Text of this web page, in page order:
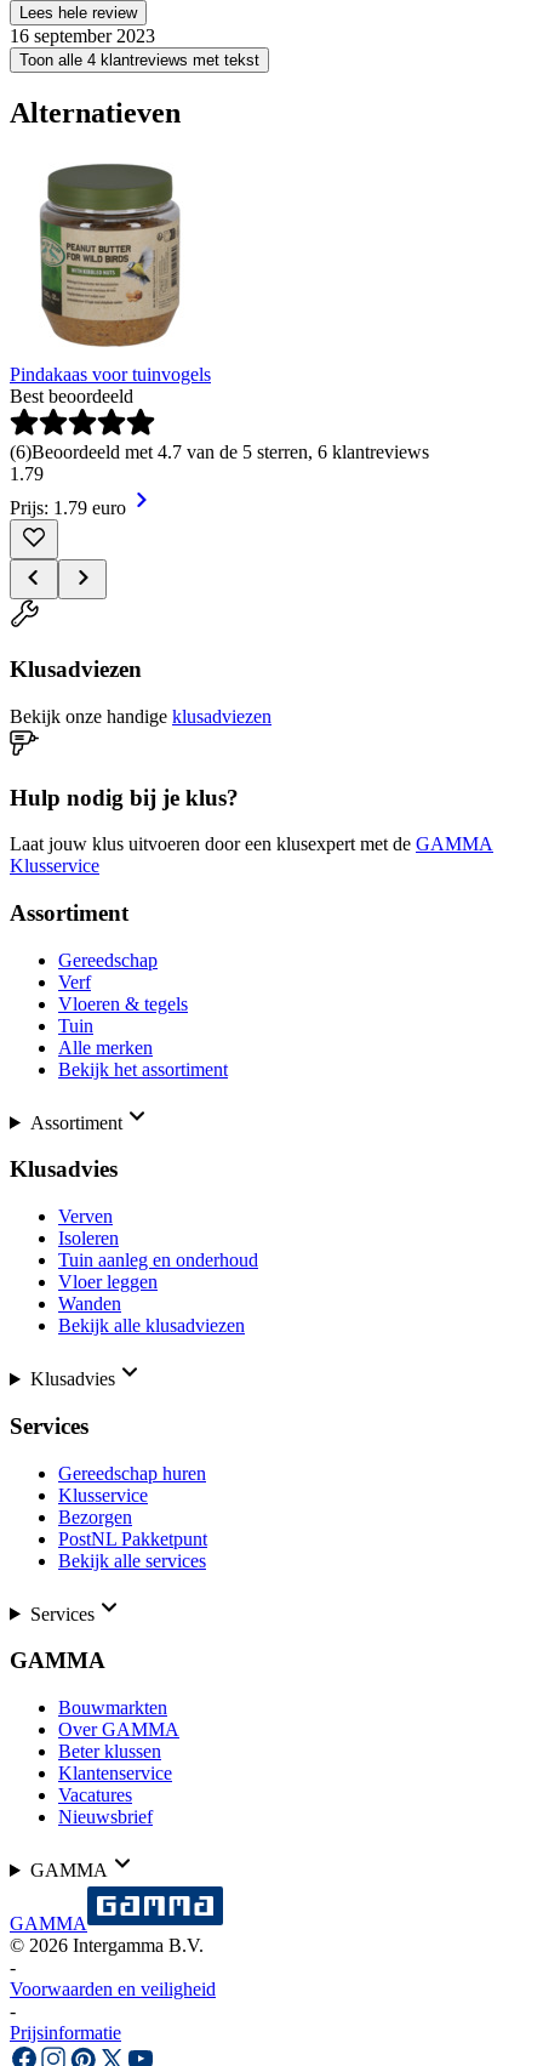
Lees hele review
16 september 2023
Toon alle 4 klantreviews met tekst
Alternatieven
Pindakaas voor tuinvogels
Best beoordeeld
(6)Beoordeeld met 4.7 van de 5 sterren, 6 klantreviews
1.79
Prijs: 1.79 euro
Klusadviezen
Bekijk onze handige klusadviezen
Hulp nodig bij je klus?
Laat jouw klus uitvoeren door een klusexpert met de GAMMA
Klusservice
Assortiment
Gereedschap
Verf
Vloeren & tegels
Tuin
Alle merken
Bekijk het assortiment
Assortiment
Klusadvies
Verven
Isoleren
Tuin aanleg en onderhoud
Vloer leggen
Wanden
Bekijk alle klusadviezen
Klusadvies
Services
Gereedschap huren
Klusservice
Bezorgen
PostNL Pakketpunt
Bekijk alle services
Services
GAMMA
Bouwmarkten
Over GAMMA
Beter klussen
Klantenservice
Vacatures
Nieuwsbrief
GAMMA
GAMMA
© 2026 Intergamma B.V.
-
Voorwaarden en veiligheid
-
Prijsinformatie